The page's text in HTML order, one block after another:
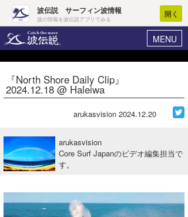
波伝説 サーフィン波情報
波の情報を波伝説アプリでみる
開く
MENU
ヘルプ マイホーム
ログイン
波情報･概況
WAVE HUNTER 波予想ツール
ニュース
『North Shore Daily Clip』
2024.12.18 @ Haleiwa
arukasvision 2024.12.20
arukasvision
Core Surf Japanのビデオ編集担当で
す。
Core Surf Japan
アート＆エンタメ
トラベル